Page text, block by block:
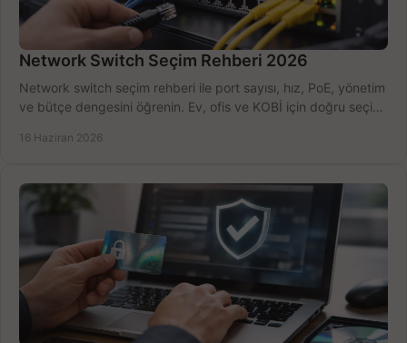
Network Switch Seçim Rehberi 2026
Network switch seçim rehberi ile port sayısı, hız, PoE, yönetim
ve bütçe dengesini öğrenin. Ev, ofis ve KOBİ için doğru seçimi
16 Haziran 2026